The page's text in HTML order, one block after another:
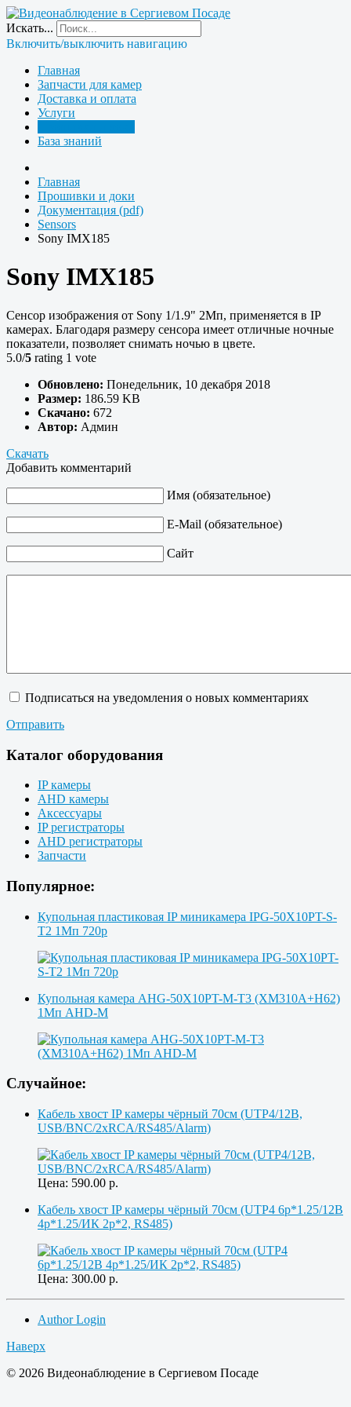
Искать...
Включить/выключить навигацию
Главная
Запчасти для камер
Доставка и оплата
Услуги
База знаний
Главная
Прошивки и доки
Документация (pdf)
Sensors
Sony IMX185
Sony IMX185
Cенсор изображения от Sony 1/1.9" 2Мп, применяется в IP
камерах. Благодаря размеру сенсора имеет отличные ночные
показатели, позволяет снимать ночью в цвете.
5.0/5 rating 1 vote
Обновлено: Понедельник, 10 декабря 2018
Размер: 186.59 KB
Скачано: 672
Автор: Админ
Скачать
Добавить комментарий
Имя (обязательное)
E-Mail (обязательное)
Сайт
Подписаться на уведомления о новых комментариях
Отправить
Каталог оборудования
IP камеры
AHD камеры
Аксессуары
IP регистраторы
AHD регистраторы
Запчасти
Популярное:
Купольная пластиковая IP миникамера IPG-50X10PT-S-
T2 1Мп 720p
Купольная камера AHG-50X10PT-M-T3 (XM310A+H62)
1Мп AHD-M
Случайное:
Кабель хвост IP камеры чёрный 70см (UTP4/12В,
USB/BNC/2xRCA/RS485/Alarm)
Цена: 590.00 р.
Кабель хвост IP камеры чёрный 70см (UTP4 6p*1.25/12В
4p*1.25/ИК 2p*2, RS485)
Цена: 300.00 р.
Author Login
Наверх
© 2026 Видеонаблюдение в Сергиевом Посаде